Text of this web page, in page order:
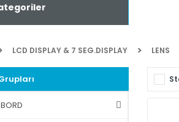
LCD DISPLAY & 7 SEG.DISPLAY LENS